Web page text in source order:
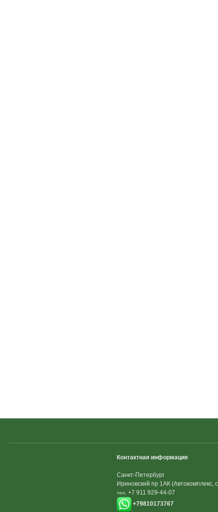
Контактная информация
Санкт-Петербург
Ириновский пр 1АК (Автокомплекс,
тел. +7 911 929-44-07
+79810173767